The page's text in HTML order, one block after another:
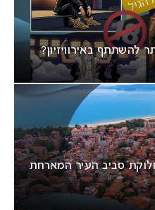
להשתתף באירוויזיון?
המחלוקת סביב העיר המארחת